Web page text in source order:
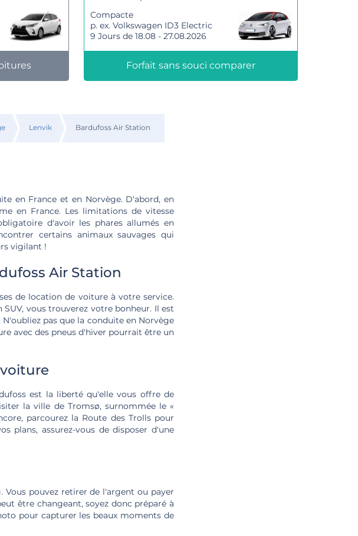
Compacte
p. ex. Volkswagen ID3 Electric
9 Jours de 18.08 - 27.08.2026
Forfait sans souci comparer
Lenvik Bardufoss Air Station
en France et en Norvège. D'abord, en
en France. Les limitations de vitesse
d'avoir les phares allumés en
certains animaux sauvages qui
vigilant !
Air Station
de location de voiture à votre service.
vous trouverez votre bonheur. Il est
pas que la conduite en Norvège
avec des pneus d'hiver pourrait être un
est la liberté qu'elle vous offre de
la ville de Tromsø, surnommée le «
parcourez la Route des Trolls pour
plans, assurez-vous de disposer d'une
Vous pouvez retirer de l'argent ou payer
être changeant, soyez donc préparé à
pour capturer les beaux moments de